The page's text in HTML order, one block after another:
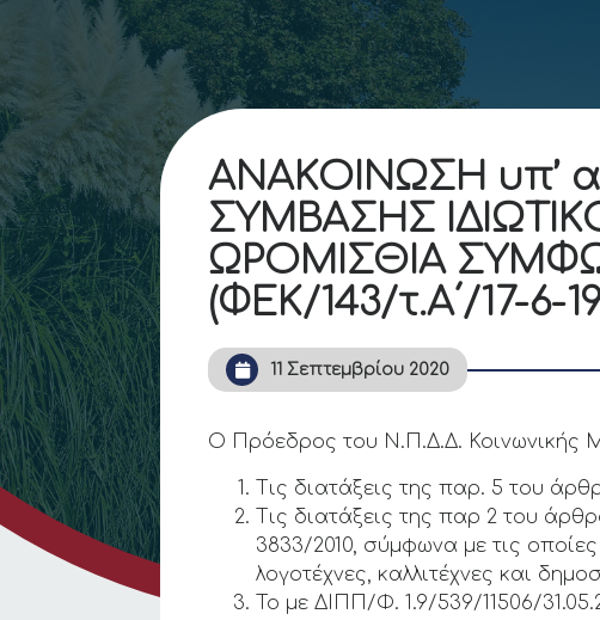
ΑΝΑΚΟΙΝΩΣΗ υπ’
ΣΥΜΒΑΣΗΣ
ΩΡΟΜΙΣΘΙΑ
(ΦΕΚ/143/τ.Α΄/17-6-
11 Σεπτεμβρίου 2020
Ο Πρόεδρος του Ν.Π.Δ.Δ. Κοινωνικής
Τις διατάξεις της παρ. 5 του
Τις διατάξεις της παρ 2 του
3833/2010, σύμφωνα με τις
λογοτέχνες, καλλιτέχνες και
Το με ΔΙΠΠ/Φ. 1.9/539/11506/